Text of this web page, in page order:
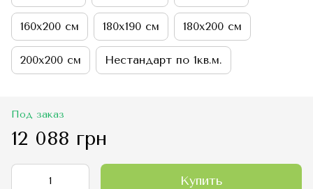
160х200 см 180х190 см 180х200 см
200х200 см Нестандарт по 1кв.м.
Под заказ
12 088 грн
Купить